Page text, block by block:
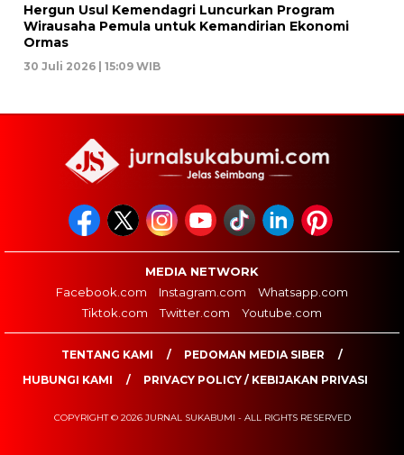
Hergun Usul Kemendagri Luncurkan Program
Wirausaha Pemula untuk Kemandirian Ekonomi
Ormas
30 Juli 2026 | 15:09 WIB
MEDIA NETWORK
Facebook.com
Instagram.com
Whatsapp.com
Tiktok.com
Twitter.com Youtube.com
TENTANG KAMI
PEDOMAN MEDIA SIBER
HUBUNGI KAMI
PRIVACY POLICY / KEBIJAKAN PRIVASI
COPYRIGHT © 2026 JURNAL SUKABUMI - ALL RIGHTS RESERVED